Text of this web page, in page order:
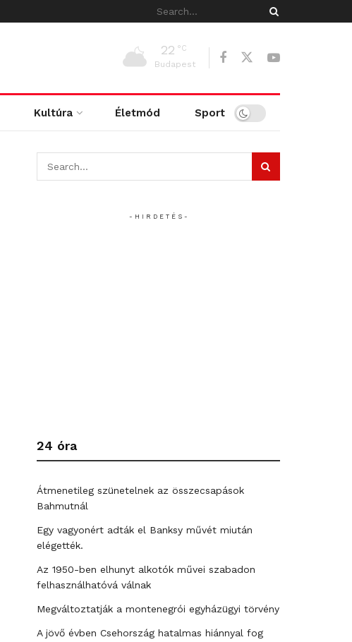
22 °C
Budapest
Kultúra Életmód Sport
- H I R D E T É S -
24 óra
Átmenetileg szünetelnek az összecsapások
Bahmutnál
Egy vagyonért adták el Banksy művét miután
elégették.
Az 1950-ben elhunyt alkotók művei szabadon
felhasználhatóvá válnak
Megváltoztatják a montenegrói egyházügyi törvény
A jövő évben Csehország hatalmas hiánnyal fog